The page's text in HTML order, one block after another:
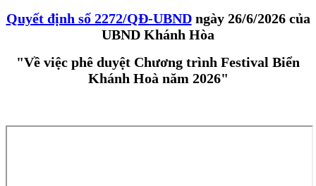
Quyết định số 2272/QĐ-UBNDngày 26/6/2026 của
UBND Khánh Hòa
"Về việc phê duyệt Chương trình Festival Biển
Khánh Hoà năm 2026"